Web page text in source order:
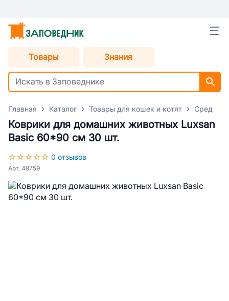
Товары Знания
Главная Каталог Товары для кошек и котят
Коврики для домашних животных Luxsan
Basic 60*90 см 30 шт.
0 отзывов
Арт. 48759